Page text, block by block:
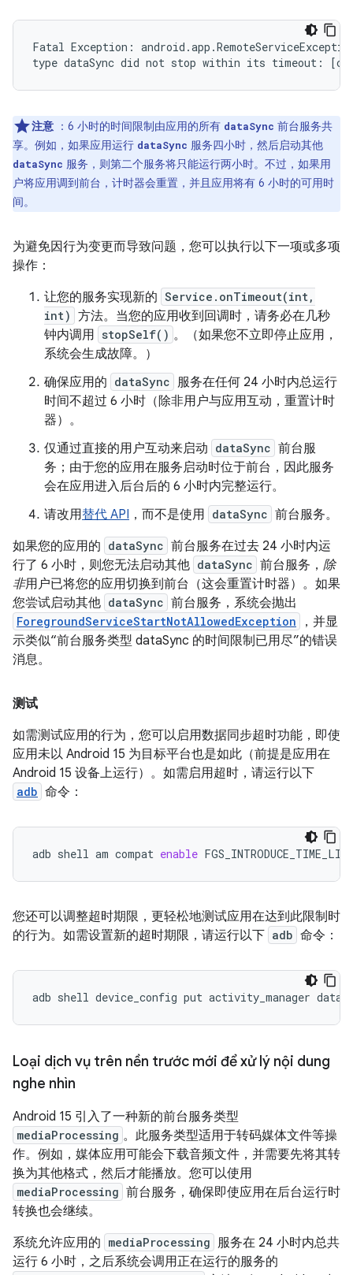
Fatal Exception:
注意 ：6 小时的时间限制由应用的所有 dataSync 前台服务共
享。例如，如果应用运行 dataSync 服务四小时，然后启动其他
dataSync 服务，则第二个服务将只能运行两小时。不过，如果用
户将应用调到前台，计时器会重置，并且应用将有 6 小时的可用时
间。
为避免因行为变更而导致问题，您可以执行以下一项或多项
操作：
让您的服务实现新的 Service.onTimeout(int,
int) 方法。当您的应用收到回调时，请务必在几秒
钟内调用 stopSelf() 。（如果您不立即停止应用，
系统会生成故障。）
确保应用的 dataSync 服务在任何 24 小时内总运行
时间不超过 6 小时（除非用户与应用互动，重置计时
器）。
仅通过直接的用户互动来启动 dataSync 前台服
务；由于您的应用在服务启动时位于前台，因此服务
会在应用进入后台后的 6 小时内完整运行。
请改用替代 API ，而不是使用 dataSync 前台服务。
如果您的应用的 dataSync 前台服务在过去 24 小时内运
行了 6 小时，则您无法启动其他 dataSync 前台服务， 除
非用户已将您的应用切换到前台（这会重置计时器）。如果
您尝试启动其他 dataSync 前台服务，系统会抛出
ForegroundServiceStartNotAllowedException
，并显
示类似“前台服务类型 dataSync 的时间限制已用尽”的错误
消息。
测试
如需测试应用的行为，您可以启用数据同步超时功能，即使
应用未以 Android 15 为目标平台也是如此（前提是应用在
Android 15 设备上运行）。如需启用超时，请运行以下
adb 命令：
adb shell am compat enable
您还可以调整超时期限，更轻松地测试应用在达到此限制时
的行为。如需设置新的超时期限，请运行以下 adb 命令：
adb shell device_config put activity_manager
Loại dịch vụ trên nền trước mới để xử lý nội dung
nghe nhìn
Android 15 引入了一种新的前台服务类型
mediaProcessing 。此服务类型适用于转码媒体文件等操
作。例如，媒体应用可能会下载音频文件，并需要先将其转
换为其他格式，然后才能播放。您可以使用
mediaProcessing 前台服务，确保即使应用在后台运行时
转换也会继续。
系统允许应用的 mediaProcessing 服务在 24 小时内总共
运行 6 小时，之后系统会调用正在运行的服务的